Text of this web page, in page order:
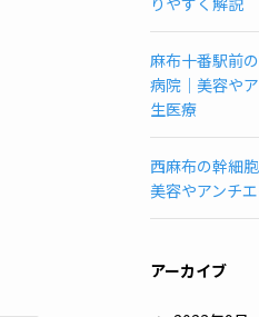
ク
査
所
一
覧
(都
道
別)
麻布十番駅前
病院｜美容や
生医療
西麻布の幹細
美容やアンチ
アーカイブ